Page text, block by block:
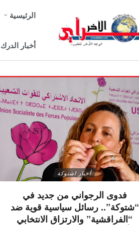
الرئيسية
أخبار الدرك
أخبار اشتوكة
فدوى الرجواني من جديد في
“شتوكة”.. رسائل سياسية قوية ضد
“الفراقشية” والارتزاق الانتخابي